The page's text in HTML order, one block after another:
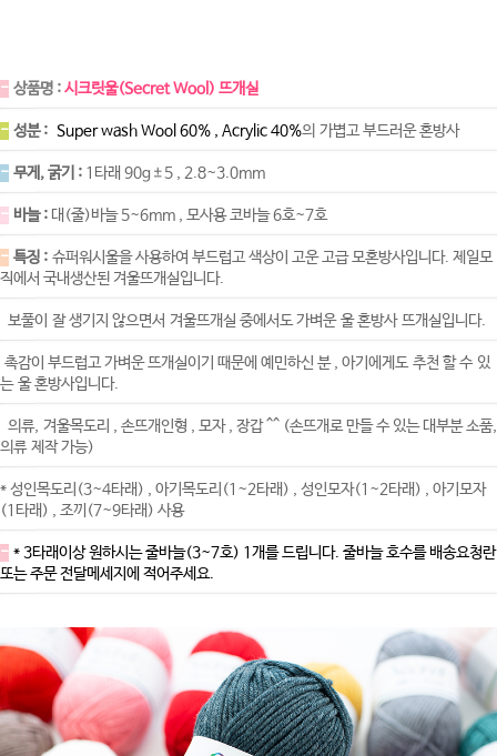
- 상품명 :시크릿울(Secret Wool) 뜨개실
- 성분 : Super wash Wool 60% , Acrylic 40%의 가볍고 부드러운 혼방사
- 무게, 굵기 : 1타래 90g±5 , 2.8~3.0mm
- 바늘 : 대(줄)바늘 5~6mm , 모사용 코바늘 6호~7호
- 특징 : 슈퍼워시울을 사용하여 부드럽고 색상이 고운 고급 모혼방사입니다. 제일모
직에서 국내생산된 겨울뜨개실입니다.
보풀이 잘 생기지 않으면서 겨울뜨개실 중에서도 가벼운 울 혼방사 뜨개실입니다.
촉감이 부드럽고 가벼운 뜨개실이기 때문에 예민하신 분 , 아기에게도 추천 할 수 있
는 울 혼방사입니다.
의류, 겨울목도리 , 손뜨개인형 , 모자 , 장갑 ^^ (손뜨개로 만들 수 있는 대부분 소품,
의류 제작 가능)
* 성인목도리(3~4타래) , 아기목도리(1~2타래) , 성인모자(1~2타래) , 아기모자
(1타래) , 조끼(7~9타래) 사용
- * 3타래이상 원하시는 줄바늘(3~7호) 1개를 드립니다. 줄바늘 호수를 배송요청란
또는 주문 전달메세지에 적어주세요.